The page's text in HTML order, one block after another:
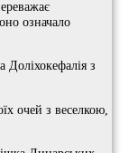
означало
з
очей з веселкою,